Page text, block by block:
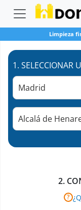
Limpieza
1. SELECCIONAR
Madrid
Alcalá de
2.
?